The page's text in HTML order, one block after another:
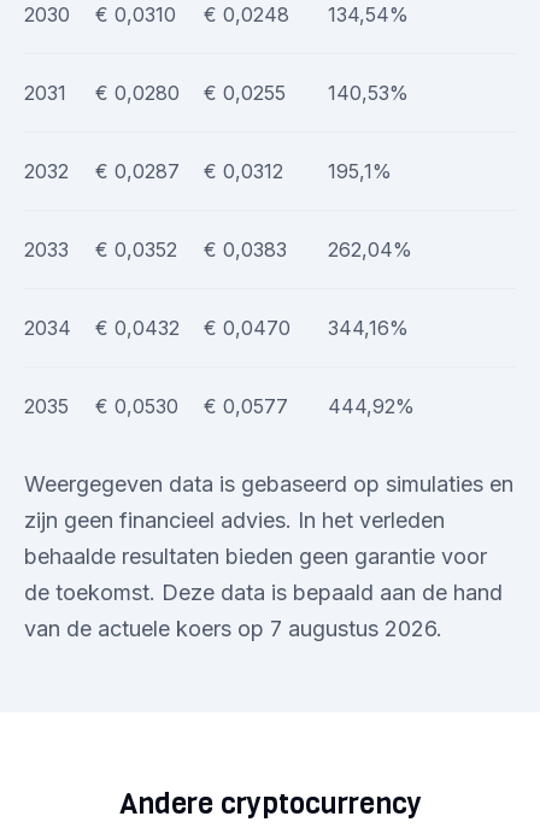
2030 € 0,0310 € 0,0248 134,54%
2031 € 0,0280 € 0,0255 140,53%
2032 € 0,0287 € 0,0312 195,1%
2033 € 0,0352 € 0,0383 262,04%
2034 € 0,0432 € 0,0470 344,16%
2035 € 0,0530 € 0,0577 444,92%
Weergegeven data is gebaseerd op simulaties en
zijn geen financieel advies. In het verleden
behaalde resultaten bieden geen garantie voor
de toekomst. Deze data is bepaald aan de hand
van de actuele koers op 7 augustus 2026.
Andere cryptocurrency